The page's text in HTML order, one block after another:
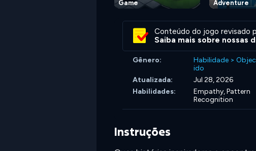
Game
Adventure
Conteúdo do jogo revisado
Saiba mais sobre nossas
Gênero: Habilidade >
ido
Atualizada: Jul 28, 2026
Habilidades:
Empathy,Pattern
Recognition
Instruções